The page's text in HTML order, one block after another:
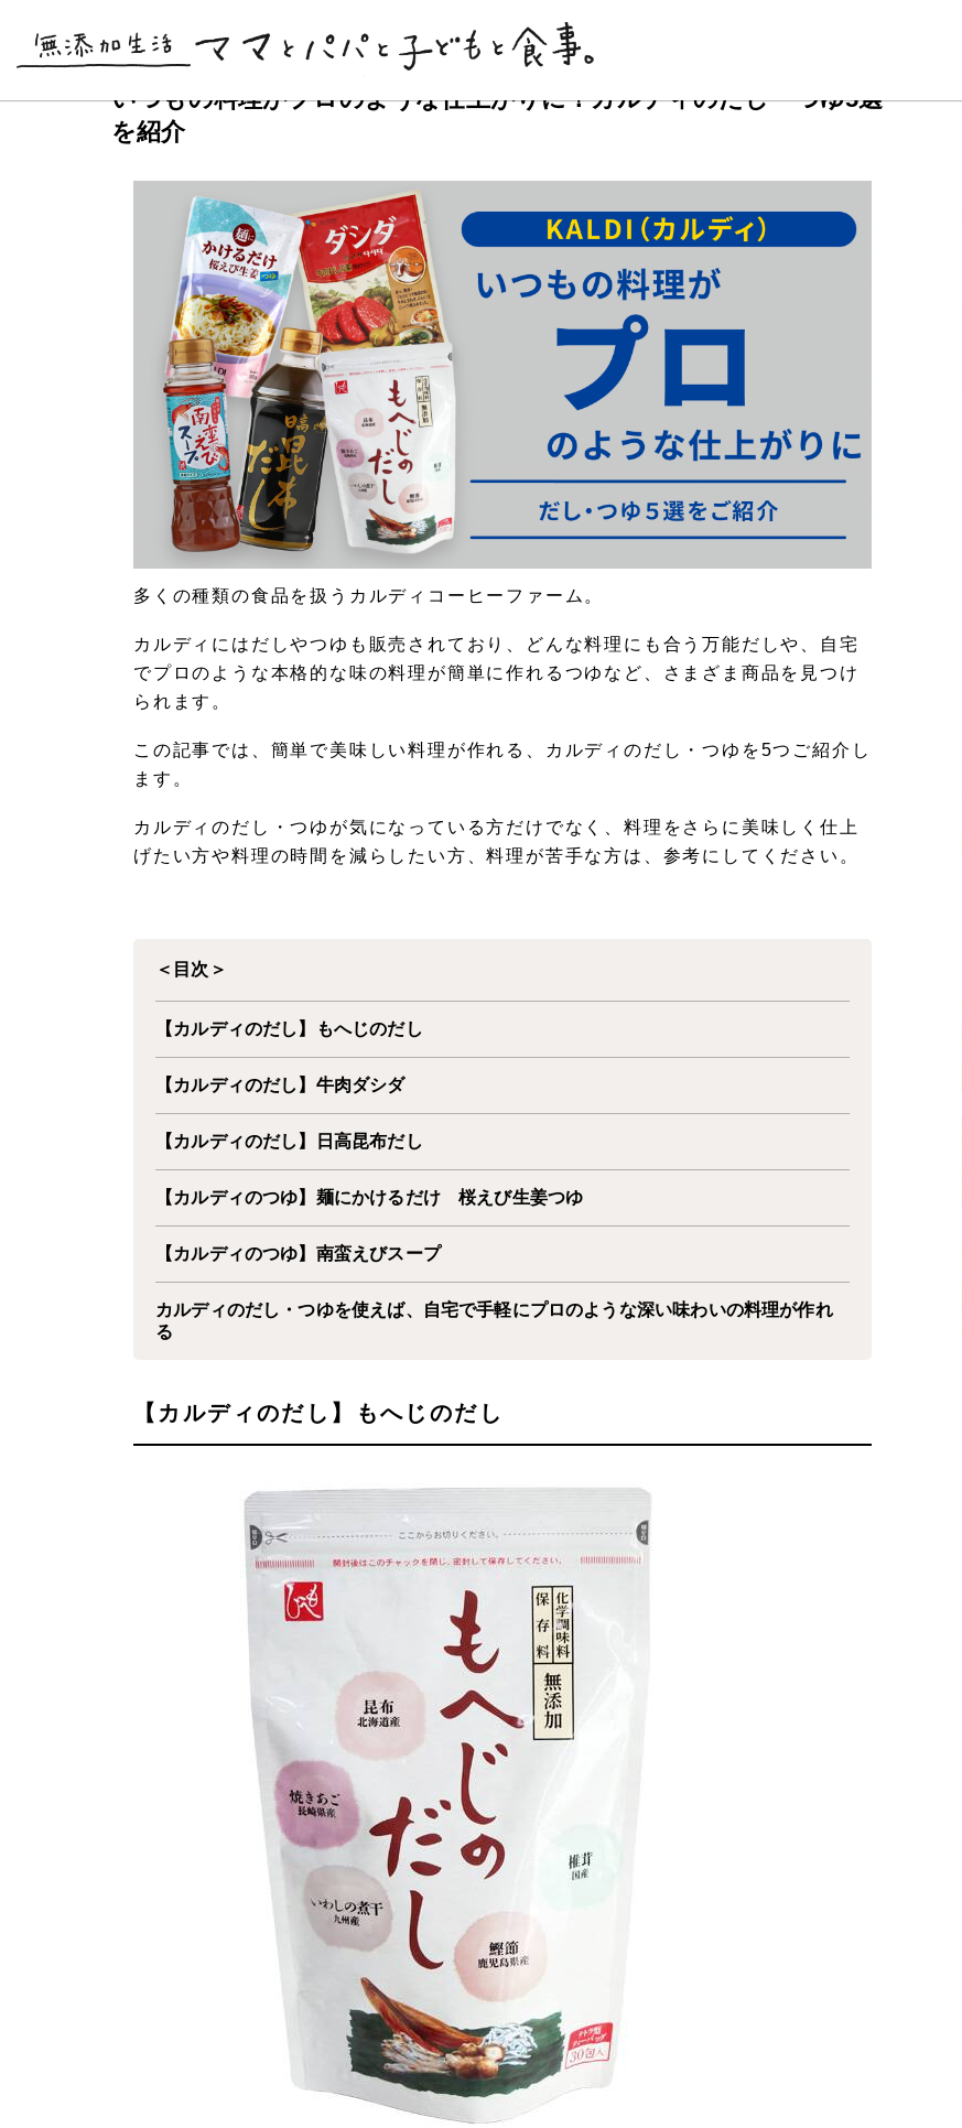
2022.05.30 (最終更新日:2024.02.02)
いつもの料理がプロのような仕上がりに！カルディのだし・つゆ5選
を紹介
多くの種類の食品を扱うカルディコーヒーファーム。
カルディにはだしやつゆも販売されており、どんな料理にも合う万能だしや、自宅
でプロのような本格的な味の料理が簡単に作れるつゆなど、さまざま商品を見つけ
られます。
この記事では、簡単で美味しい料理が作れる、カルディのだし・つゆを5つご紹介し
ます。
カルディのだし・つゆが気になっている方だけでなく、料理をさらに美味しく仕上
げたい方や料理の時間を減らしたい方、料理が苦手な方は、参考にしてください。
＜目次＞
【カルディのだし】もへじのだし
【カルディのだし】牛肉ダシダ
【カルディのだし】日高昆布だし
【カルディのつゆ】麺にかけるだけ 桜えび生姜つゆ
【カルディのつゆ】南蛮えびスープ
カルディのだし・つゆを使えば、自宅で手軽にプロのような深い味わいの料理が作れ
る
【 カルディのだし】もへじのだし